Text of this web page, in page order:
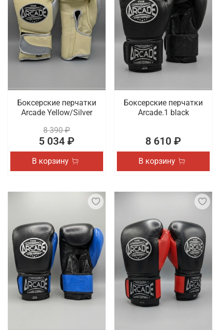
Боксерские перчатки
Arcade Yellow/Silver
8 390 ₽
5 034 ₽
В корзину
Боксерские перчатки
Arcade.1 black
8 610 ₽
В корзину